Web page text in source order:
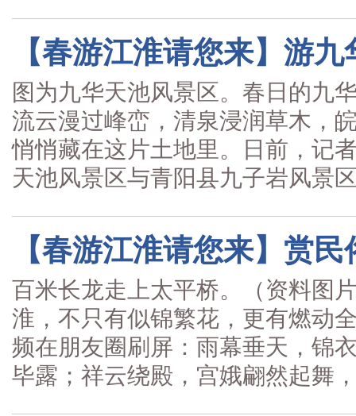
【春游江淮请您来】游
图为九华天池风景区。春日的九
流云漫过峰峦，清泉浸润草木，
悄悄藏在这片土地里。日前，记
天池风景区与青阳县九子岩风景
【春游江淮请您来】赏
百米长龙走上太平桥。（资料图
淮，不只有似锦繁花，更有燃动
频在朋友圈刷屏：雨幕垂天，锦
毕露；祥云绕殿，宫娥翩然起舞